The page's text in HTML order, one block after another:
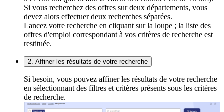
Si vous recherchez des offres sur deux départements, vous
devez alors effectuer deux recherches séparées.
Lancez votre recherche en cliquant sur la loupe ; la liste des
offres d'emploi correspondant à vos critères de recherche est
restituée.
2. Affiner les résultats de votre recherche
Si besoin, vous pouvez affiner les résultats de votre recherche
en sélectionnant des filtres et critères présents sous les critères
de recherche.